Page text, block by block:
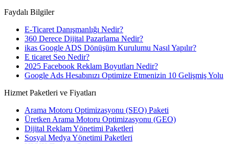
Faydalı Bilgiler
E-Ticaret Danışmanlığı Nedir?
360 Derece Dijital Pazarlama Nedir?
ikas Google ADS Dönüşüm Kurulumu Nasıl Yapılır?
E ticaret Seo Nedir?
2025 Facebook Reklam Boyutları Nedir?
Google Ads Hesabınızı Optimize Etmenizin 10 Gelişmiş Yolu
Hizmet Paketleri ve Fiyatları
Arama Motoru Optimizasyonu (SEO) Paketi
Üretken Arama Motoru Optimizasyonu (GEO)
Dijital Reklam Yönetimi Paketleri
Sosyal Medya Yönetimi Paketleri